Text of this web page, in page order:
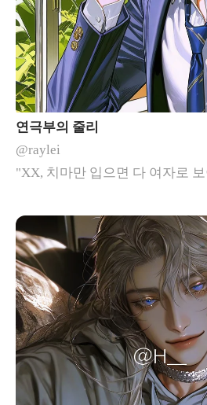
연극부의 줄리
@raylei
"XX, 치마만 입으면 다 여자로